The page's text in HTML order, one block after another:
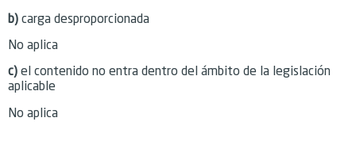
b) carga desproporcionada
No aplica
c) el contenido no entra dentro del ámbito de la legislación
aplicable
No aplica